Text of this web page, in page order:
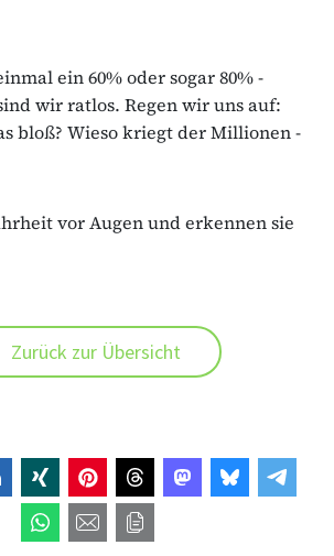
ein 60% oder sogar 80% -
wir ratlos. Regen wir uns auf:
bloß? Wieso kriegt der Millionen ‐
vor Augen und erkennen sie
Zurück zur Übersicht